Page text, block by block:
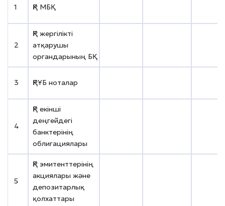
1 ҚР МБҚ
2
ҚР жергілікті
атқарушы
органдарының БҚ
3 ҚРҰБ ноталар
4
ҚР екінші
деңгейдегі
банктерінің
облигациялары
5
ҚР эмитенттерінің
акциялары және
депозитарлық
қолхаттары